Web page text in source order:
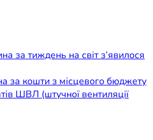
за тиждень на світ з’явилося
за кошти з місцевого бюджету
ШВЛ (штучної вентиляції